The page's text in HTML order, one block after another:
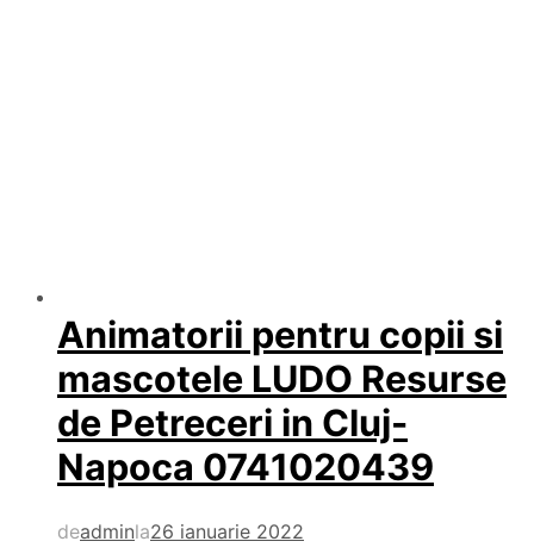
Animatorii pentru copii si
mascotele LUDO Resurse
de Petreceri in Cluj-
Napoca 0741020439
deadminla26 ianuarie 2022